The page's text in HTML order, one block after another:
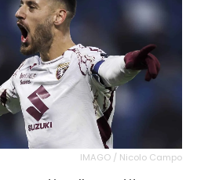
IMAGO / Nicolo Campo